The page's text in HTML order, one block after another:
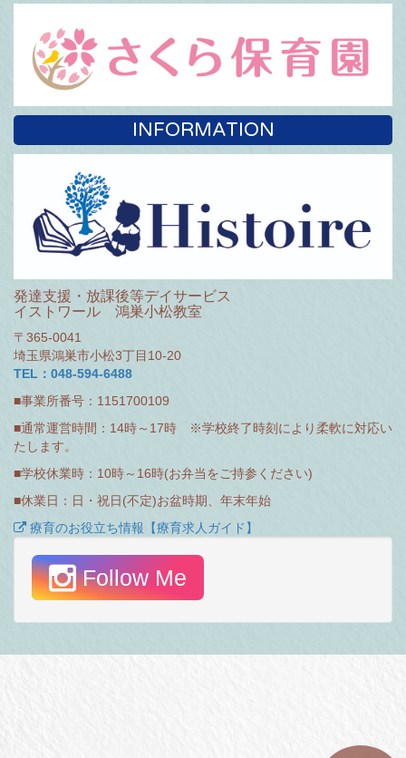
INFORMATION
発達支援・放課後等デイサービス
イストワール 鴻巣小松教室
〒365-0041
埼玉県鴻巣市小松3丁目10-20
TEL：048-594-6488
■事業所番号：1151700109
■通常運営時間：14時～17時 ※学校終了時刻により柔軟に対応い
たします。
■学校休業時：10時～16時(お弁当をご持参ください)
■休業日：日・祝日(不定)お盆時期、年末年始
療育のお役立ち情報【療育求人ガイド】
Follow Me